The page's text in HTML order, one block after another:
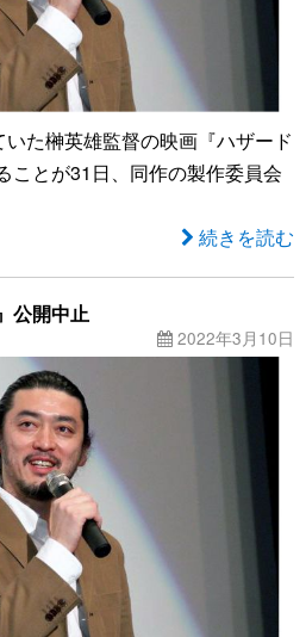
た榊英雄監督の映画『ハザード
ことが31日、同作の製作委員会
続きを読む
公開中止
2022年3月10日